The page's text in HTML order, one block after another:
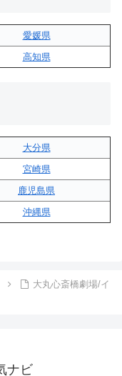
愛媛県
高知県
大分県
宮崎県
鹿児島県
沖縄県
大丸心斎橋劇場/イ
ナビ